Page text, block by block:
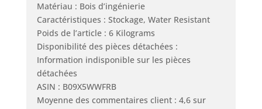
Matériau : Bois d’ingénierie
Caractéristiques : Stockage, Water Resistant
Poids de l’article : 6 Kilograms
Disponibilité des pièces détachées :
Information indisponible sur les pièces
détachées
ASIN : B09X5WWFRB
Moyenne des commentaires client : 4,6 sur